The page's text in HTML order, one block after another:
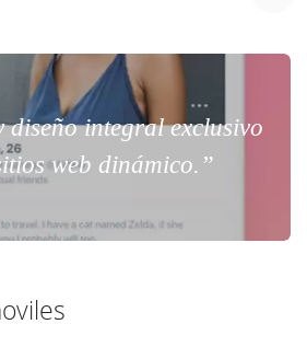
diseño integral exclusivo
web dinámico.”